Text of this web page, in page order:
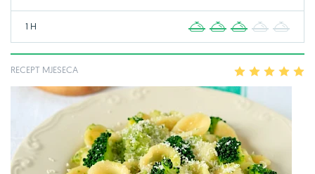
1 H 2 3 4
RECEPT MJESECA 2 3 4